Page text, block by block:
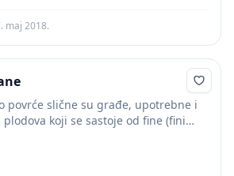
maj 2018.
povrće slične su građe, upotrebne i
koji se sastoje od fine (fini
mesnatih...